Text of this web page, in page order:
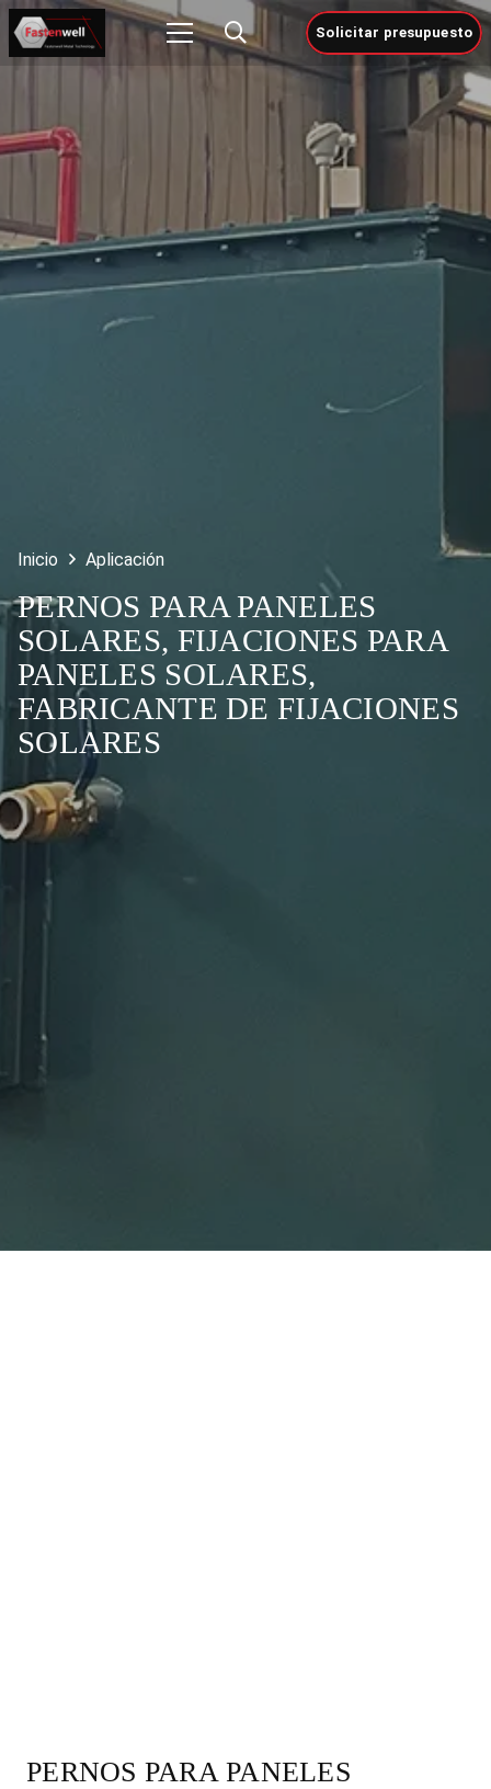
Solicitar presupuesto
Inicio Aplicación
PERNOS PARA PANELES
SOLARES, FIJACIONES PARA
PANELES SOLARES,
FABRICANTE DE FIJACIONES
SOLARES
PERNOS PARA PANELES